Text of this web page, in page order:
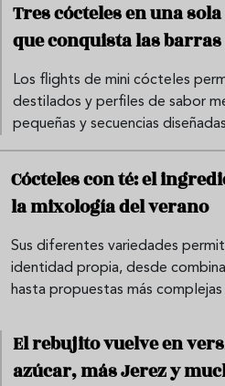
Tres cócteles en una
que conquista las barras
Los flights de mini cócteles
destilados y perfiles de sabor
pequeñas y secuencias
Cócteles con té: el
la mixología del verano
Sus diferentes variedades
identidad propia, desde
hasta propuestas más complejas
El rebujito vuelve en
azúcar, más Jerez y